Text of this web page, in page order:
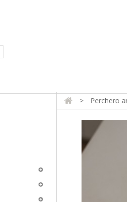
TIENDA ONLINE
> Perchero